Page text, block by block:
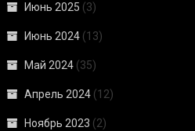
Июнь 2025 (3)
Июнь 2024 (13)
Май 2024 (35)
Апрель 2024 (12)
Ноябрь 2023 (2)